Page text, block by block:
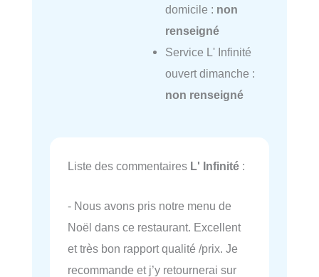
domicile : non
renseigné
Service L' Infinité
ouvert dimanche :
non renseigné
Liste des commentaires L' Infinité :
- Nous avons pris notre menu de
Noël dans ce restaurant. Excellent
et très bon rapport qualité /prix. Je
recommande et j’y retournerai sur